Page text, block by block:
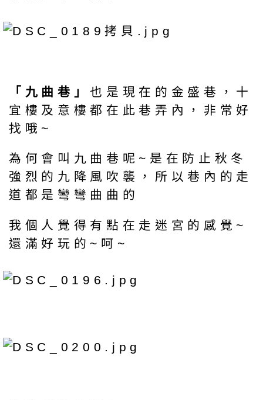
「九曲巷」也是現在的金盛巷，十
宜樓及意樓都在此巷弄內，非常好
找哦~
為何會叫九曲巷呢~是在防止秋冬
強烈的九降風吹襲，所以巷內的走
道都是彎彎曲曲的
我個人覺得有點在走迷宮的感覺~
還滿好玩的~呵~